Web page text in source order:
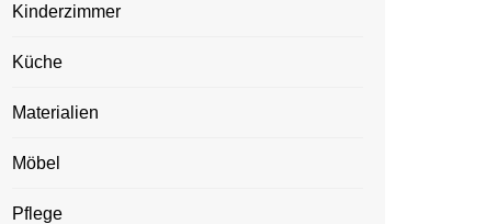
Kinderzimmer
Küche
Materialien
Möbel
Pflege